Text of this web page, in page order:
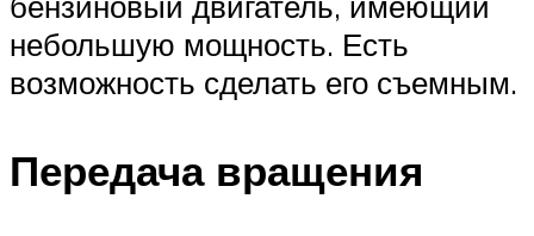
небольшую мощность. Есть
возможность сделать его съемным.
Передача вращения